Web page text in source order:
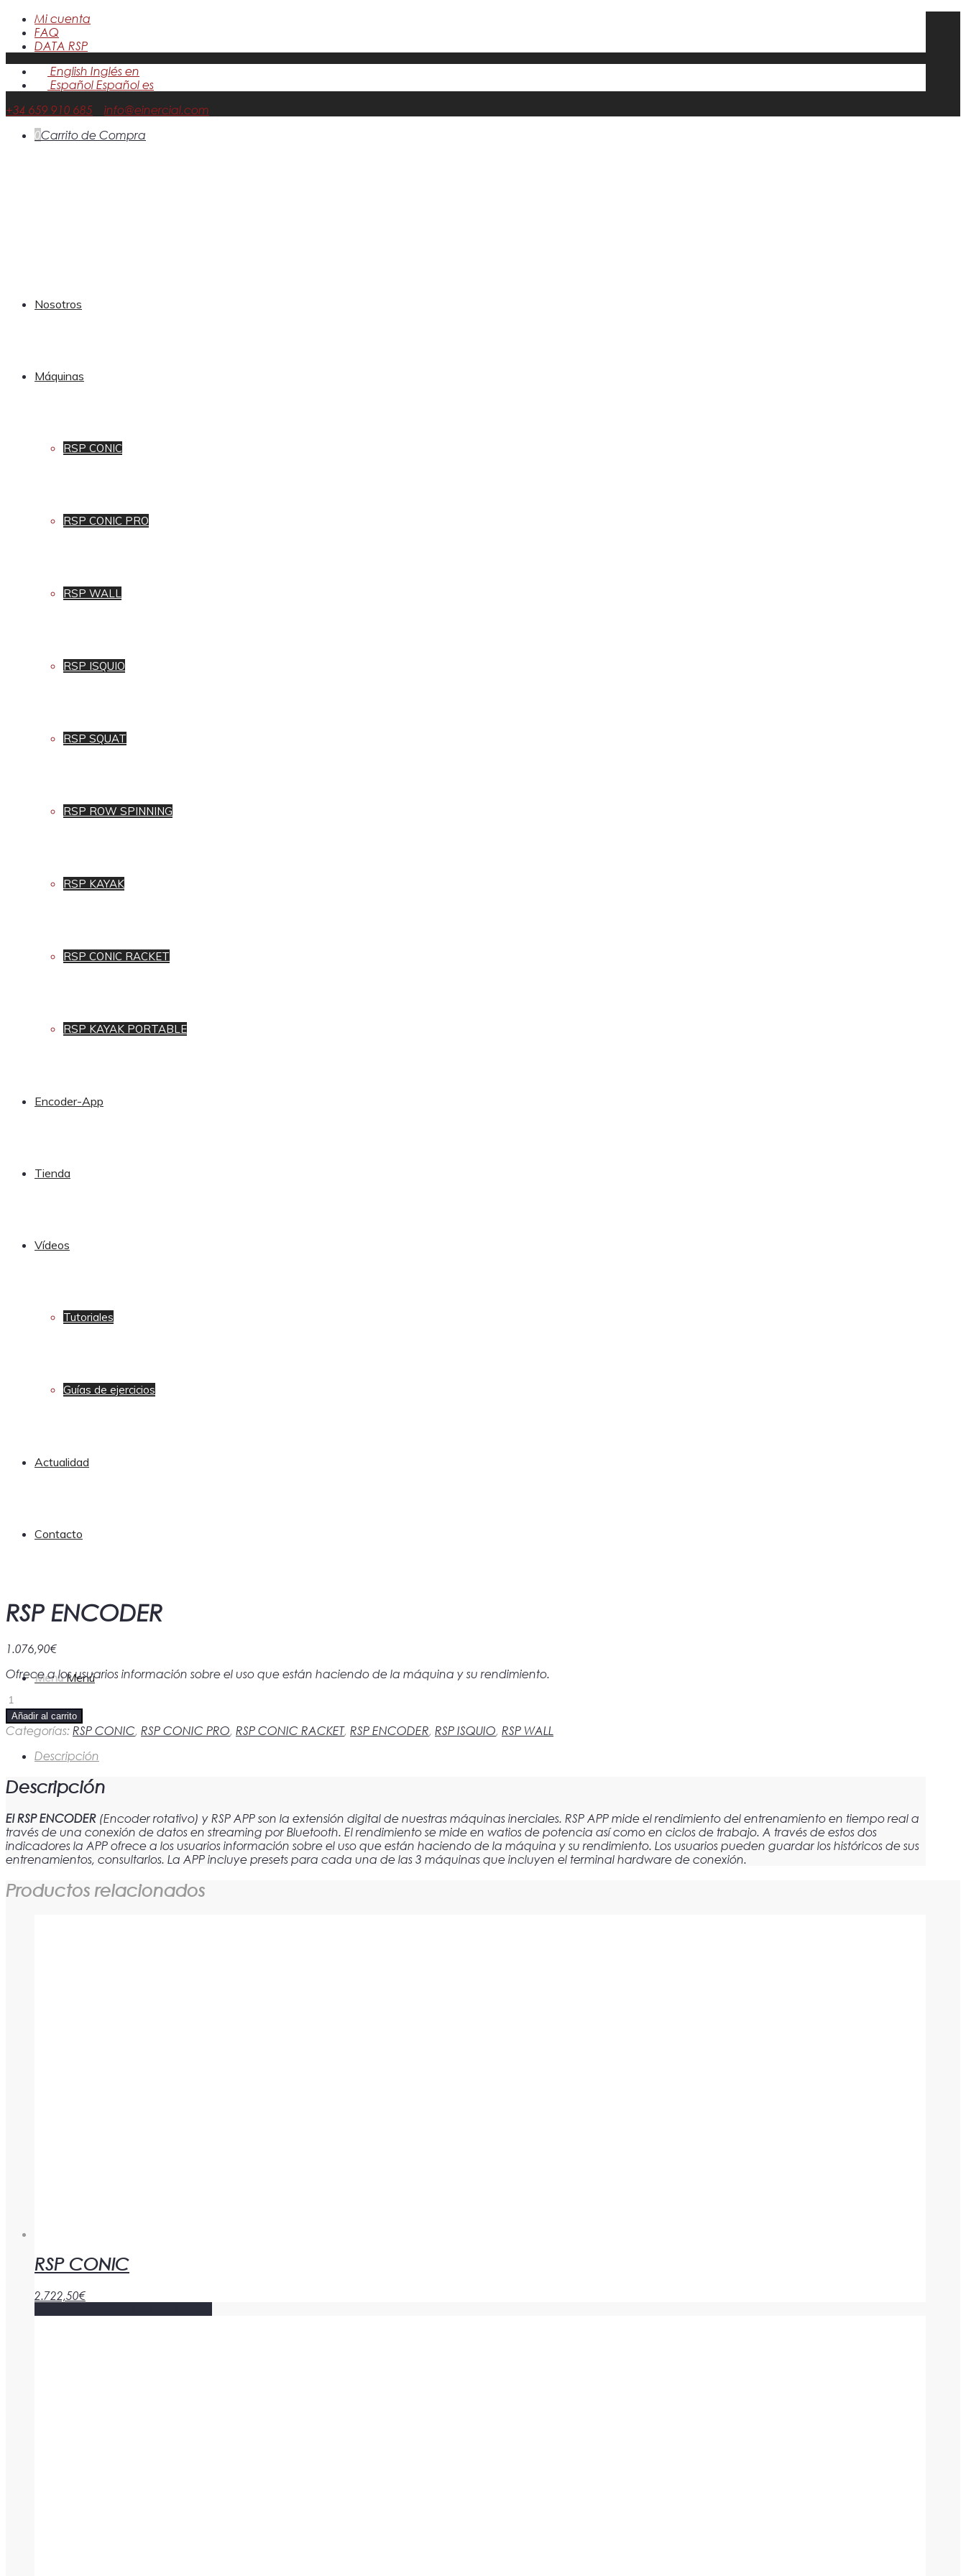
Mi cuenta
FAQ
DATA RSP
English Inglés en
Español Español es
+34 659 910 685
info@einercial.com
0Carrito de Compra
Nosotros
Máquinas
RSP CONIC
RSP CONIC PRO
RSP WALL
RSP ISQUIO
RSP SQUAT
RSP ROW SPINNING
RSP KAYAK
RSP CONIC RACKET
RSP KAYAK PORTABLE
Encoder-App
Tienda
Vídeos
Tutoriales
Guías de ejercicios
Actualidad
Contacto
Menú Menú
RSP ENCODER
1.076,90€
Ofrece a los usuarios información sobre el uso que están haciendo de la máquina y su rendimiento.
RSP
ENCODER
cantidad
Añadir al carrito
Categorías: RSP CONIC, RSP CONIC PRO, RSP CONIC RACKET, RSP ENCODER, RSP ISQUIO, RSP WALL
Descripción
Descripción
El RSP ENCODER (Encoder rotativo) y RSP APP son la extensión digital de nuestras máquinas inerciales. RSP APP mide el rendimiento del entrenamiento en tiempo real a
través de una conexión de datos en streaming por Bluetooth. El rendimiento se mide en watios de potencia así como en ciclos de trabajo. A través de estos dos
indicadores la APP ofrece a los usuarios información sobre el uso que están haciendo de la máquina y su rendimiento. Los usuarios pueden guardar los históricos de sus
entrenamientos, consultarlos. La APP incluye presets para cada una de las 3 máquinas que incluyen el terminal hardware de conexión.
Productos relacionados
RSP CONIC
2.722,50€